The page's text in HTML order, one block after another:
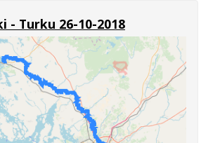
- Turku 26-10-2018